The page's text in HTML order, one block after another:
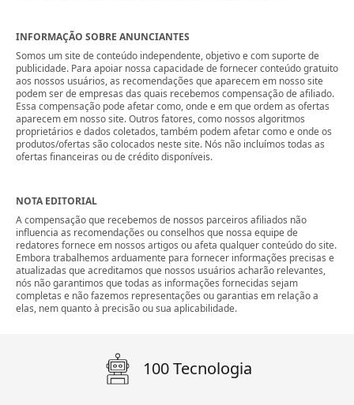
INFORMAÇÃO SOBRE ANUNCIANTES
Somos um site de conteúdo independente, objetivo e com suporte de
publicidade. Para apoiar nossa capacidade de fornecer conteúdo gratuito
aos nossos usuários, as recomendações que aparecem em nosso site
podem ser de empresas das quais recebemos compensação de afiliado.
Essa compensação pode afetar como, onde e em que ordem as ofertas
aparecem em nosso site. Outros fatores, como nossos algoritmos
proprietários e dados coletados, também podem afetar como e onde os
produtos/ofertas são colocados neste site. Nós não incluímos todas as
ofertas financeiras ou de crédito disponíveis.
NOTA EDITORIAL
A compensação que recebemos de nossos parceiros afiliados não
influencia as recomendações ou conselhos que nossa equipe de
redatores fornece em nossos artigos ou afeta qualquer conteúdo do site.
Embora trabalhemos arduamente para fornecer informações precisas e
atualizadas que acreditamos que nossos usuários acharão relevantes,
nós não garantimos que todas as informações fornecidas sejam
completas e não fazemos representações ou garantias em relação a
elas, nem quanto à precisão ou sua aplicabilidade.
100 Tecnologia